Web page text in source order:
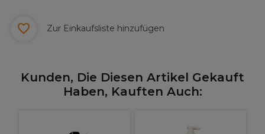
Zur Einkaufsliste hinzufügen
Kunden, Die Diesen Artikel Gekauft
Haben, Kauften Auch: